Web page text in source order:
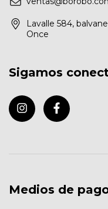
Lavalle 584,
Once
Sigamos
Medios de